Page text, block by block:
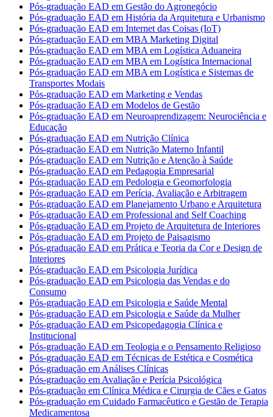
Pós-graduação EAD em Gestão do Agronegócio
Pós-graduação EAD em História da Arquitetura e Urbanismo
Pós-graduação EAD em Internet das Coisas (IoT)
Pós-graduação EAD em MBA Marketing Digital
Pós-graduação EAD em MBA em Logística Aduaneira
Pós-graduação EAD em MBA em Logística Internacional
Pós-graduação EAD em MBA em Logística e Sistemas de
Transportes Modais
Pós-graduação EAD em Marketing e Vendas
Pós-graduação EAD em Modelos de Gestão
Pós-graduação EAD em Neuroaprendizagem: Neurociência e
Educação
Pós-graduação EAD em Nutrição Clínica
Pós-graduação EAD em Nutrição Materno Infantil
Pós-graduação EAD em Nutrição e Atenção à Saúde
Pós-graduação EAD em Pedagogia Empresarial
Pós-graduação EAD em Pedologia e Geomorfologia
Pós-graduação EAD em Perícia, Avaliação e Arbitragem
Pós-graduação EAD em Planejamento Urbano e Arquitetura
Pós-graduação EAD em Professional and Self Coaching
Pós-graduação EAD em Projeto de Arquitetura de Interiores
Pós-graduação EAD em Projeto de Paisagismo
Pós-graduação EAD em Prática e Teoria da Cor e Design de
Interiores
Pós-graduação EAD em Psicologia Jurídica
Pós-graduação EAD em Psicologia das Vendas e do
Consumo
Pós-graduação EAD em Psicologia e Saúde Mental
Pós-graduação EAD em Psicologia e Saúde da Mulher
Pós-graduação EAD em Psicopedagogia Clínica e
Institucional
Pós-graduação EAD em Teologia e o Pensamento Religioso
Pós-graduação EAD em Técnicas de Estética e Cosmética
Pós-graduação em Análises Clínicas
Pós-graduação em Avaliação e Perícia Psicológica
Pós-graduação em Clínica Médica e Cirurgia de Cães e Gatos
Pós-graduação em Cuidado Farmacêutico e Gestão de Terapia
Medicamentosa